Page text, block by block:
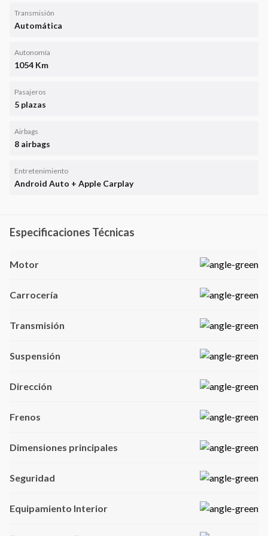
Transmisión
Automática
Autonomía
1054 Km
Pasajeros
5 plazas
Airbags
8 airbags
Entretenimiento
Android Auto + Apple Carplay
Especificaciones Técnicas
Motor
Carrocería
Transmisión
Suspensión
Dirección
Frenos
Dimensiones principales
Seguridad
Equipamiento Interior